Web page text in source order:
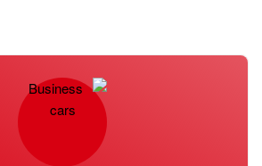
تأجير السيارات في باكو –
تأجير السيارات هو الحل الأمثل للمسافرين